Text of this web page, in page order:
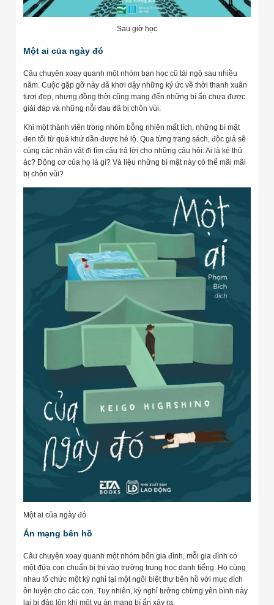
Sau giờ học
Một ai của ngày đó
Câu chuyện xoay quanh một nhóm bạn học cũ tái ngộ sau nhiều
năm. Cuộc gặp gỡ này đã khơi dậy những ký ức về thời thanh xuân
tươi đẹp, nhưng đồng thời cũng mang đến những bí ẩn chưa được
giải đáp và những nỗi đau đã bị chôn vùi.
Khi một thành viên trong nhóm bỗng nhiên mất tích, những bí mật
đen tối từ quá khứ dần được hé lộ. Qua từng trang sách, độc giả sẽ
cùng các nhân vật đi tìm câu trả lời cho những câu hỏi: Ai là kẻ thủ
ác? Động cơ của họ là gì? Và liệu những bí mật này có thể mãi mãi
bị chôn vùi?
Một ai của ngày đó
Án mạng bên hồ
Câu chuyện xoay quanh một nhóm bốn gia đình, mỗi gia đình có
một đứa con chuẩn bị thi vào trường trung học danh tiếng. Họ cùng
nhau tổ chức một kỳ nghỉ tại một ngôi biệt thự bên hồ với mục đích
ôn luyện cho các con. Tuy nhiên, kỳ nghỉ tưởng chừng yên bình này
lại bị đảo lộn khi một vụ án mạng bí ẩn xảy ra.